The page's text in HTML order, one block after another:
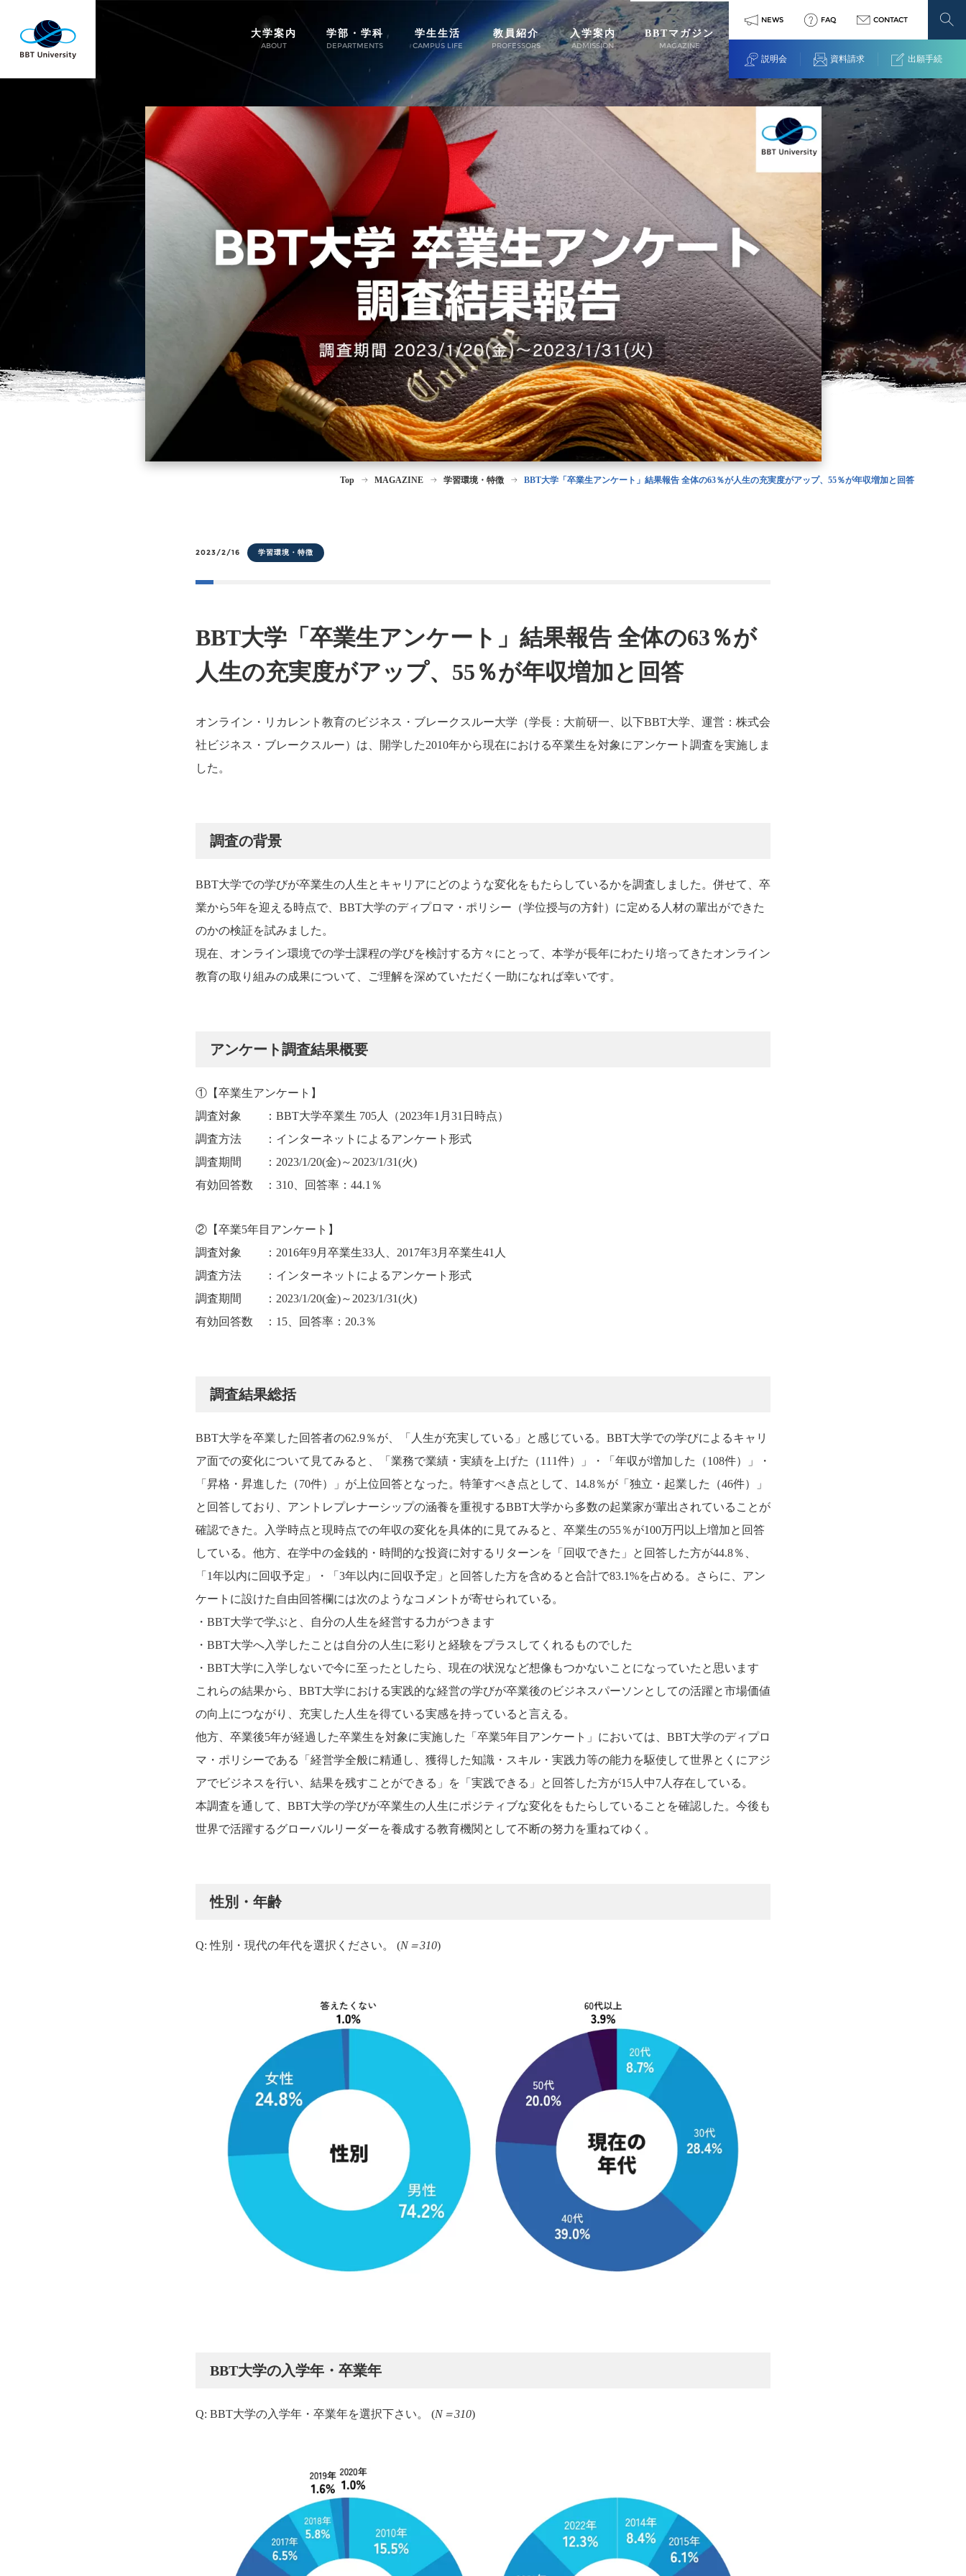
大学案内
ABOUT
学部・学科
DEPARTMENTS
学生生活
CAMPUS LIFE
教員紹介
PROFESSORS
入学案内
ADMISSION
BBTマガジン
MAGAZINE
NEWS FAQ CONTACT
説明会 資料請求 出願手続
Top MAGAZINE 学習環境・特徴 BBT大学「卒業生アンケート」結果報告 全体の63％が人生の充実度がアップ、55％が年収増加と回答
2023/2/16 学習環境・特徴
BBT大学「卒業生アンケート」結果報告 全体の63％が
人生の充実度がアップ、55％が年収増加と回答
オンライン・リカレント教育のビジネス・ブレークスルー大学（学長：大前研一、以下BBT大学、運営：株式会
社ビジネス・ブレークスルー）は、開学した2010年から現在における卒業生を対象にアンケート調査を実施しま
した。
調査の背景
BBT大学での学びが卒業生の人生とキャリアにどのような変化をもたらしているかを調査しました。併せて、卒
業から5年を迎える時点で、BBT大学のディプロマ・ポリシー（学位授与の方針）に定める人材の輩出ができた
のかの検証を試みました。
現在、オンライン環境での学士課程の学びを検討する方々にとって、本学が長年にわたり培ってきたオンライン
教育の取り組みの成果について、ご理解を深めていただく一助になれば幸いです。
アンケート調査結果概要
①【卒業生アンケート】
調査対象 ：BBT大学卒業生 705人（2023年1月31日時点）
調査方法 ：インターネットによるアンケート形式
調査期間 ：2023/1/20(金)～2023/1/31(火)
有効回答数 ：310、回答率：44.1％
②【卒業5年目アンケート】
調査対象 ：2016年9月卒業生33人、2017年3月卒業生41人
調査方法 ：インターネットによるアンケート形式
調査期間 ：2023/1/20(金)～2023/1/31(火)
有効回答数 ：15、回答率：20.3％
調査結果総括
BBT大学を卒業した回答者の62.9％が、「人生が充実している」と感じている。BBT大学での学びによるキャリ
ア面での変化について見てみると、「業務で業績・実績を上げた（111件）」・「年収が増加した（108件）」・
「昇格・昇進した（70件）」が上位回答となった。特筆すべき点として、14.8％が「独立・起業した（46件）」
と回答しており、アントレプレナーシップの涵養を重視するBBT大学から多数の起業家が輩出されていることが
確認できた。入学時点と現時点での年収の変化を具体的に見てみると、卒業生の55％が100万円以上増加と回答
している。他方、在学中の金銭的・時間的な投資に対するリターンを「回収できた」と回答した方が44.8％、
「1年以内に回収予定」・「3年以内に回収予定」と回答した方を含めると合計で83.1%を占める。さらに、アン
ケートに設けた自由回答欄には次のようなコメントが寄せられている。
・BBT大学で学ぶと、自分の人生を経営する力がつきます
・BBT大学へ入学したことは自分の人生に彩りと経験をプラスしてくれるものでした
・BBT大学に入学しないで今に至ったとしたら、現在の状況など想像もつかないことになっていたと思います
これらの結果から、BBT大学における実践的な経営の学びが卒業後のビジネスパーソンとしての活躍と市場価値
の向上につながり、充実した人生を得ている実感を持っていると言える。
他方、卒業後5年が経過した卒業生を対象に実施した「卒業5年目アンケート」においては、BBT大学のディプロ
マ・ポリシーである「経営学全般に精通し、獲得した知識・スキル・実践力等の能力を駆使して世界とくにアジ
アでビジネスを行い、結果を残すことができる」を「実践できる」と回答した方が15人中7人存在している。
本調査を通して、BBT大学の学びが卒業生の人生にポジティブな変化をもたらしていることを確認した。今後も
世界で活躍するグローバルリーダーを養成する教育機関として不断の努力を重ねてゆく。
性別・年齢
Q: 性別・現代の年代を選択ください。 (N＝310)
BBT大学の入学年・卒業年
Q: BBT大学の入学年・卒業年を選択下さい。 (N＝310)